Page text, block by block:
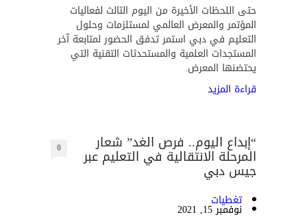
حتى اللحظات الأخيرة من اليوم الثالث لفعاليات
المؤتمر والمعرض العالمي لمستلزمات وحلول
التعليم في دبي استمر تدفق الحضور لمتابعة آخر
المستجدات العلمية والمستحدثات التقنية التي
يحتضنها المعرض.
قراءة المزيد
“إبداع اليوم.. فرص الغد” شعار
المرحلة الانتقالية في التعليم عبر
جيس دبي
0
تغطيات
نوفمبر 15, 2021